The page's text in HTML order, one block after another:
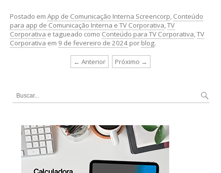
Postado em App de Comunicação Interna Screencorp, Conteúdo
para app de Comunicação Interna e TV Corporativa,TV
Corporativa e tagueado como Conteúdo para TV Corporativa,TV
Corporativa em 9 de fevereiro de 2024 por blog.
← Anterior Próximo →